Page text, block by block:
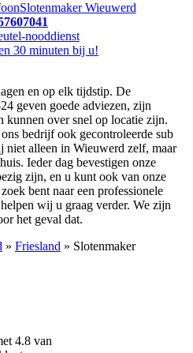
Slotenmaker Wieuwerd
nooddienst
30 minuten bij u!
en op elk tijdstip. De
geven goede adviezen, zijn
over snel op locatie zijn.
bedrijf ook gecontroleerde sub
niet alleen in Wieuwerd zelf, maar
Ieder dag bevestigen onze
zijn, en u kunt ook van onze
bent naar een professionele
wij u graag verder. We zijn
het geval dat.
» Friesland » Slotenmaker
4.8 van